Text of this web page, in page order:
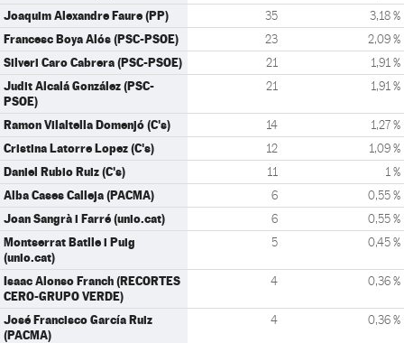
Joaquim Alexandre Faure (PP) 35 3,18 %
Francesc Boya Alós (PSC-PSOE) 23 2,09 %
Silveri Caro Cabrera (PSC-PSOE) 21 1,91 %
Judit Alcalá González (PSC-
PSOE)
21 1,91 %
Ramon Vilaltella Domenjó (C's) 14 1,27 %
Cristina Latorre Lopez (C's) 12 1,09 %
Daniel Rubio Ruiz (C's) 11 1 %
Alba Cases Calleja (PACMA) 6 0,55 %
Joan Sangrà i Farré (unio.cat) 6 0,55 %
Montserrat Batlle i Puig
(unio.cat)
5 0,45 %
Isaac Alonso Franch (RECORTES
CERO-GRUPO VERDE)
4 0,36 %
José Francisco García Ruiz
(PACMA)
4 0,36 %